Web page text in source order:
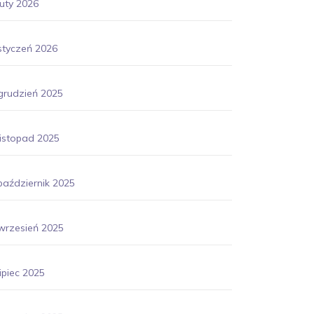
2026
2026
2025
2025
2025
2025
2025